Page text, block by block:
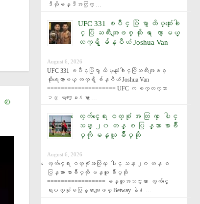
ၿ
ဒီယိုမန္ဒီအတြက္ …
UFC 331 ၿပိဳင္ ပြဲ မွာ ထိပ္ဆုံးေခါ
င္ ပြဲ ႀကီးအျဖစ္ ထိုး ရ ေတာ့ မယ့္
လက္ရွိ ခ်န္ပီယံ ‌Joshua Van
August 6, 2026
UFC 331 ၿပိဳင္ပြဲမွာ ထိပ္ဆုံးေခါင္ပြဲႀကီးအျဖစ္
ထိုးရေတာ့မယ့္ လက္ရွိ ခ်န္ပီယံ ‌Joshua Van
==================== UFC က စက္တက္ဘာ
၁၉ ရက္ေန႔မွာ …
ေလ့က်င့္ေရး ဝတ္စုံ အ တြ က္ ေပါင္
သန္း ၂၀ တန္ စ ပြ န္ဆာ စာခ်ဳ
ပ္ကို မန္ယူ ခ်ဳပ္ဆို
August 6, 2026
ေလ့က်င့္ေရး ဝတ္စုံအတြက္ ေပါင္ သန္း ၂၀ တန္ စ
ပြန္ဆာ စာခ်ဳပ္ကို မန္ယူ ခ်ဳပ္ဆို
================= မန္ယူအသင္းဟာ ေလ့က်င့္ေ
ရး၀တ္စုံစပြန္ဆာအျဖစ္ Betway နဲ႔ …